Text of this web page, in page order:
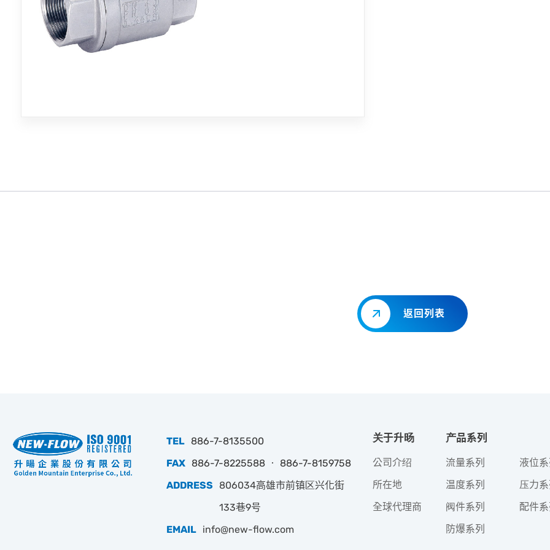
返回列表
TEL 886-7-8135500
FAX 886-7-8225588 ‧ 886-7-8159758
ADDRESS
806034高雄市前镇区兴化街
133巷9号
EMAIL info@new-flow.com
关于升旸
公司介绍
所在地
全球代理商
产品系列
流量系列
液位系
温度系列
压力系
阀件系列
配件系
防爆系列